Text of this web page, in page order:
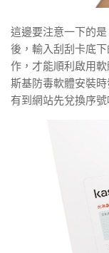
這邊要注意一下的
後，輸入刮刮卡底
作，才能順利啟用
斯基防毒軟體安裝
有到網站先兌換序號